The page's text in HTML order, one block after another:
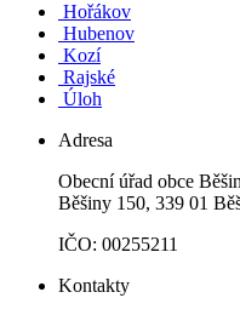
Hořákov
Hubenov
Kozí
Rajské
Úloh
Adresa
Obecní úřad obce
Běšiny 150, 339 01
IČO: 00255211
Kontakty